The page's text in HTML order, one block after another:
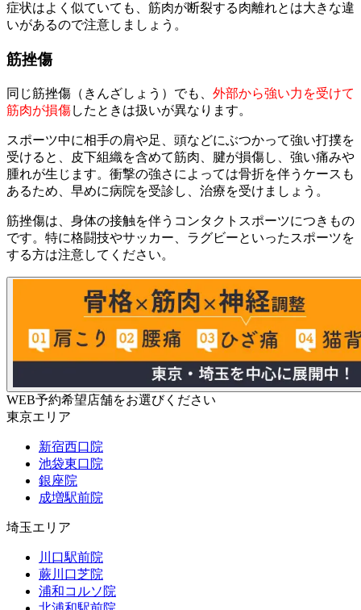
症状はよく似ていても、筋肉が断裂する肉離れとは大きな違
いがあるので注意しましょう。
筋挫傷
同じ筋挫傷（きんざしょう）でも、 外部から強い力を受けて
筋肉が損傷したときは扱いが異なります。
スポーツ中に相手の肩や足、頭などにぶつかって強い打撲を
受けると、皮下組織を含めて筋肉、腱が損傷し、強い痛みや
腫れが生じます。衝撃の強さによっては骨折を伴うケースも
あるため、早めに病院を受診し、治療を受けましょう。
筋挫傷は、身体の接触を伴うコンタクトスポーツにつきもの
です。特に格闘技やサッカー、ラグビーといったスポーツを
する方は注意してください。
WEB予約希望店舗をお選びください
東京エリア
新宿西口院
池袋東口院
銀座院
成増駅前院
埼玉エリア
川口駅前院
蕨川口芝院
浦和コルソ院